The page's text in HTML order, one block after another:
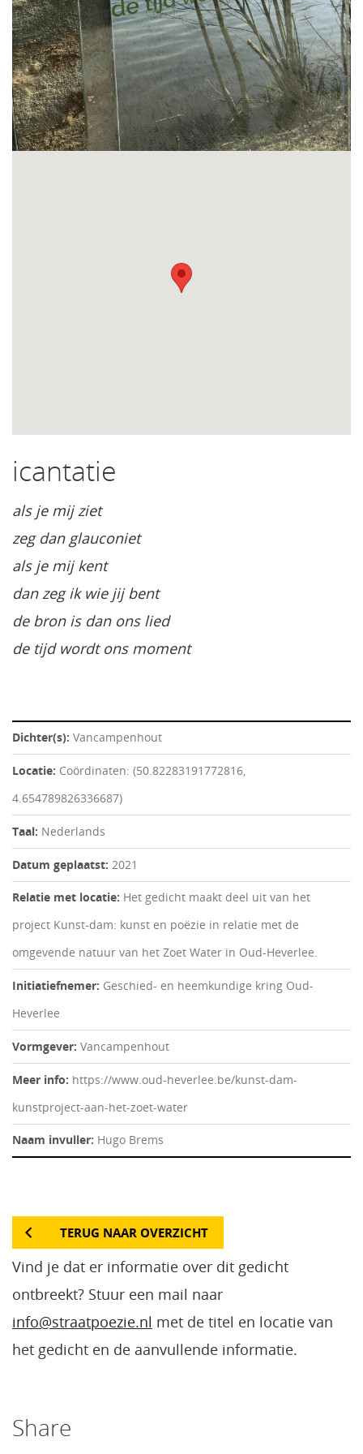
icantatie
als je mij ziet
zeg dan glauconiet
als je mij kent
dan zeg ik wie jij bent
de bron is dan ons lied
de tijd wordt ons moment
Dichter(s): Vancampenhout
Locatie: Coördinaten: (50.82283191772816,
4.654789826336687)
Taal: Nederlands
Datum geplaatst: 2021
Relatie met locatie: Het gedicht maakt deel uit van het
project Kunst-dam: kunst en poëzie in relatie met de
omgevende natuur van het Zoet Water in Oud-Heverlee.
Initiatiefnemer: Geschied- en heemkundige kring Oud-
Heverlee
Vormgever: Vancampenhout
Meer info: https://www.oud-heverlee.be/kunst-dam-
kunstproject-aan-het-zoet-water
Naam invuller: Hugo Brems
TERUG NAAR OVERZICHT
Vind je dat er informatie over dit gedicht
ontbreekt? Stuur een mail naar
info@straatpoezie.nl met de titel en locatie van
het gedicht en de aanvullende informatie.
Share